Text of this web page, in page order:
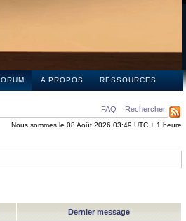
A PROPOS RESSOURCES
FAQ Rechercher
Nous sommes le 08 Août 2026 03:49 UTC + 1 heure
Dernier message